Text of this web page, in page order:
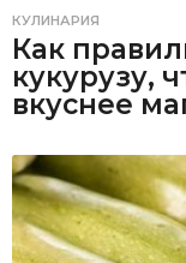
КУЛИНАРИЯ
Как
кукурузу,
вкуснее